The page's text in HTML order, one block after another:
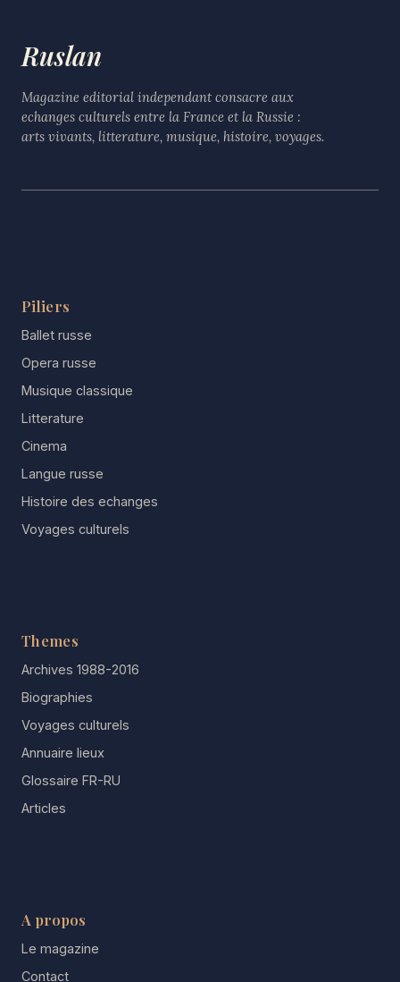
Ruslan
Magazine editorial independant consacre aux
echanges culturels entre la France et la Russie :
arts vivants, litterature, musique, histoire, voyages.
Piliers
Ballet russe
Opera russe
Musique classique
Litterature
Cinema
Langue russe
Histoire des echanges
Voyages culturels
Themes
Archives 1988-2016
Biographies
Voyages culturels
Annuaire lieux
Glossaire FR-RU
Articles
A propos
Le magazine
Contact